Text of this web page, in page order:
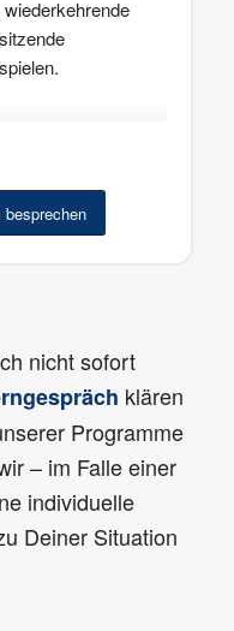
Übungen,
nicht sofort
klären
Programme
– im Falle einer
individuelle
Deiner Situation